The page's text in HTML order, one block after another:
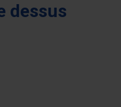
dessus